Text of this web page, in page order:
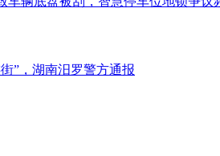
”，湖南汨罗警方通报